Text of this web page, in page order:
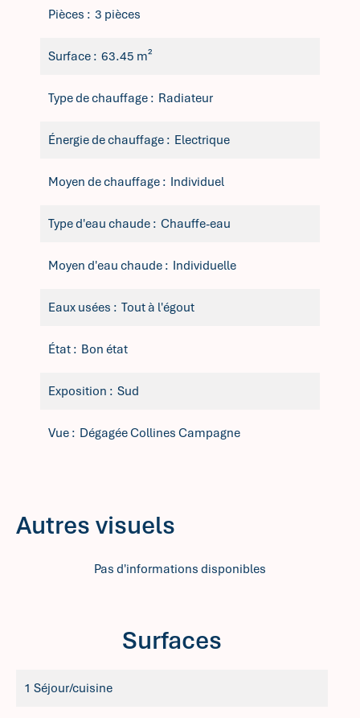
Pièces 3 pièces
Surface 63.45 m²
Type de chauffage Radiateur
Énergie de chauffage Electrique
Moyen de chauffage Individuel
Type d'eau chaude Chauffe-eau
Moyen d'eau chaude Individuelle
Eaux usées Tout à l'égout
État Bon état
Exposition Sud
Vue Dégagée Collines Campagne
Autres visuels
Pas d'informations disponibles
Surfaces
1 Séjour/cuisine